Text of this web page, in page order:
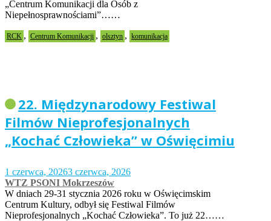
„Centrum Komunikacji dla Osób z
Niepełnosprawnościami”……
RCK , Centrum Komunikacji , olsztyn , komunikacja
22. Międzynarodowy Festiwal
Filmów Nieprofesjonalnych
„Kochać Człowieka” w Oświęcimiu
1 czerwca, 20263 czerwca, 2026
WTZ PSONI Mokrzeszów
W dniach 29-31 stycznia 2026 roku w Oświęcimskim
Centrum Kultury, odbył się Festiwal Filmów
Nieprofesjonalnych „Kochać Człowieka”. To już 22……